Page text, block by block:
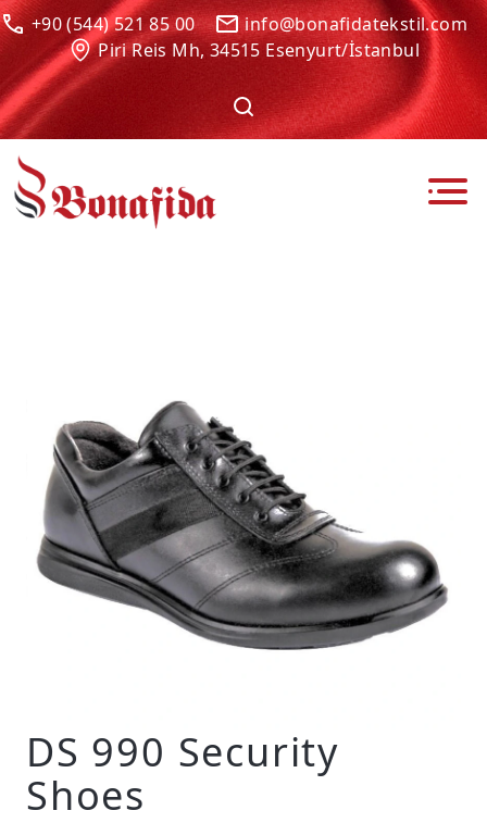
+90 (544) 521 85 00
info@bonafidatekstil.com
Piri Reis Mh, 34515 Esenyurt/İstanbul
DS 990 Security
Shoes